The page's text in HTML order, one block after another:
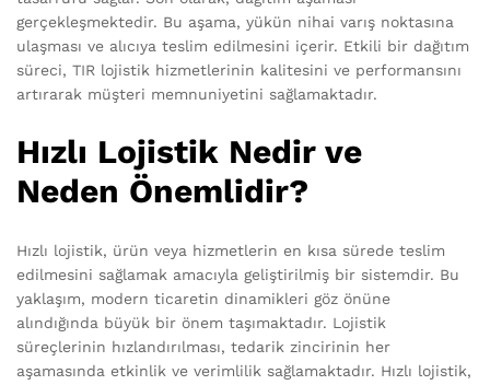
gerçekleşmektedir. Bu aşama, yükün nihai varış noktasına
ulaşması ve alıcıya teslim edilmesini içerir. Etkili bir dağıtım
süreci, TIR lojistik hizmetlerinin kalitesini ve performansını
artırarak müşteri memnuniyetini sağlamaktadır.
Hızlı Lojistik Nedir ve
Neden Önemlidir?
Hızlı lojistik, ürün veya hizmetlerin en kısa sürede teslim
edilmesini sağlamak amacıyla geliştirilmiş bir sistemdir. Bu
yaklaşım, modern ticaretin dinamikleri göz önüne
alındığında büyük bir önem taşımaktadır. Lojistik
süreçlerinin hızlandırılması, tedarik zincirinin her
aşamasında etkinlik ve verimlilik sağlamaktadır. Hızlı lojistik,